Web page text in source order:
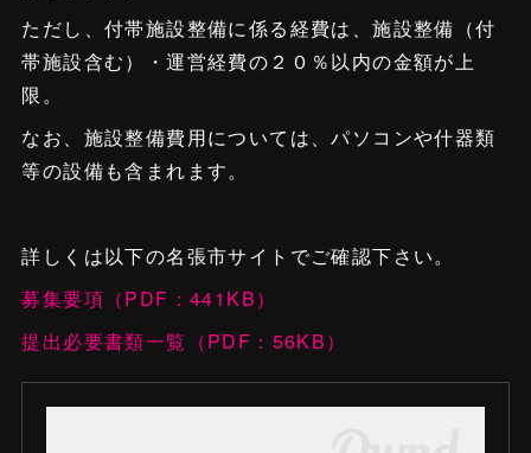
ただし、付帯施設整備に係る経費は、施設整備（付
帯施設含む）・運営経費の２０％以内の金額が上
限。
なお、施設整備費用については、パソコンや什器類
等の設備も含まれます。
詳しくは以下の名張市サイトでご確認下さい。
募集要項（PDF：441KB）
提出必要書類一覧（PDF：56KB）